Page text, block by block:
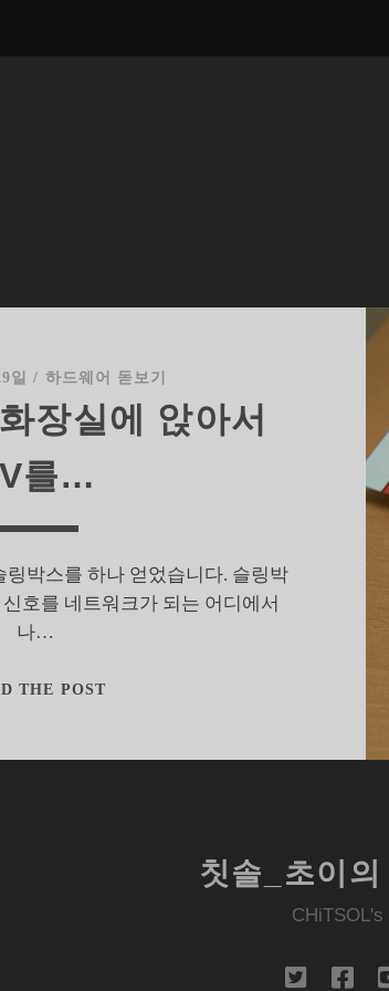
일 / 하드웨어 돋보기
장실에 앉아서
를…
박스를 하나 얻었습니다. 슬링박
호를 네트워크가 되는 어디에서
나…
THE POST
칫솔_초이
CHiTSOL's
twitter